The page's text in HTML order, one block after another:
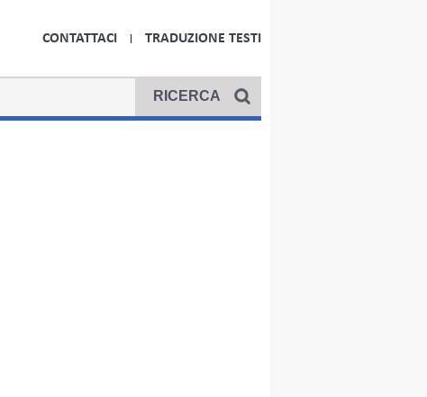
CONTATTACI TRADUZIONE TESTI